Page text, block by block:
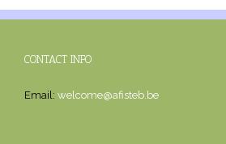
CONTACT INFO
Email: welcome@afisteb.be